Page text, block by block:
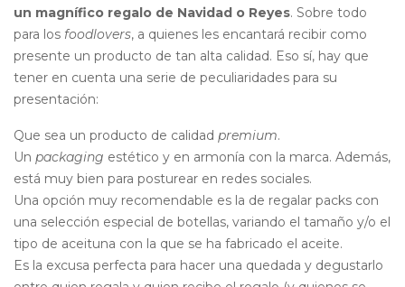
un magnífico regalo de Navidad o Reyes. Sobre todo
para los foodlovers, a quienes les encantará recibir como
presente un producto de tan alta calidad. Eso sí, hay que
tener en cuenta una serie de peculiaridades para su
presentación:
Que sea un producto de calidad premium.
Un packaging estético y en armonía con la marca. Además,
está muy bien para posturear en redes sociales.
Una opción muy recomendable es la de regalar packs con
una selección especial de botellas, variando el tamaño y/o el
tipo de aceituna con la que se ha fabricado el aceite.
Es la excusa perfecta para hacer una quedada y degustarlo